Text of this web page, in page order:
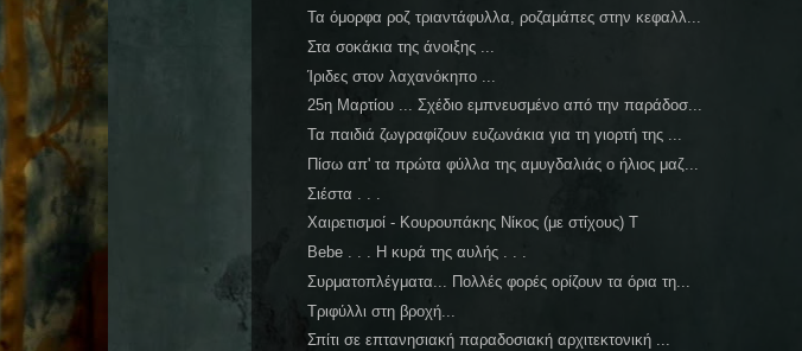
Τα όμορφα ροζ τριαντάφυλλα, ροζαμάπες στην κεφαλλ...
Στα σοκάκια της άνοιξης ...
Ίριδες στον λαχανόκηπο ...
25η Μαρτίου ... Σχέδιο εμπνευσμένο από την παράδοσ...
Τα παιδιά ζωγραφίζουν ευζωνάκια για τη γιορτή της ...
Πίσω απ' τα πρώτα φύλλα της αμυγδαλιάς ο ήλιος μαζ...
Σιέστα . . .
Χαιρετισμοί - Κουρουπάκης Νίκος (με στίχους) Τ
Bebe . . . Η κυρά της αυλής . . .
Συρματοπλέγματα... Πολλές φορές ορίζουν τα όρια τη...
Τριφύλλι στη βροχή...
Σπίτι σε επτανησιακή παραδοσιακή αρχιτεκτονική ...